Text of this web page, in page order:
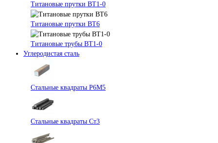
Титановые прутки ВТ1-0
Титановые прутки ВТ6
Титановые трубы ВТ1-0
Углеродистая сталь
Стальные квадраты Р6М5
Стальные квадраты Ст3